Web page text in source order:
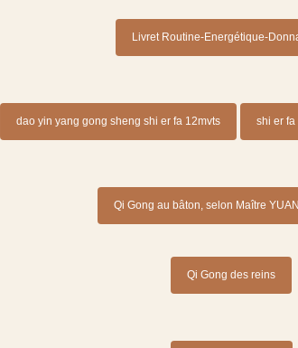
Livret Routine-Energétique-
dao yin yang gong sheng shi er fa 12mvts shi er fa
Qi Gong au bâton, selon Maître
Qi Gong des reins